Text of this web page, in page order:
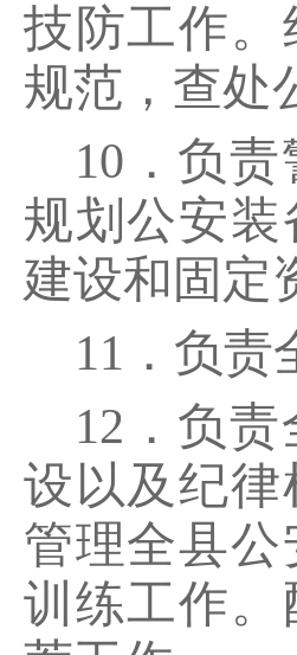
技防工作
规范，查处
10．负
规划公安
建设和固定
11．负责
12．负
设以及纪
管理全县
训练工作